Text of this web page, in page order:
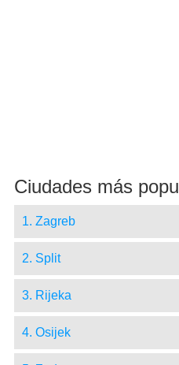
Ciudades más
1. Zagreb
2. Split
3. Rijeka
4. Osijek